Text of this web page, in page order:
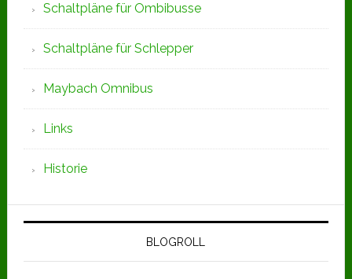
Schaltpläne für Ombibusse
Schaltpläne für Schlepper
Maybach Omnibus
Links
Historie
BLOGROLL